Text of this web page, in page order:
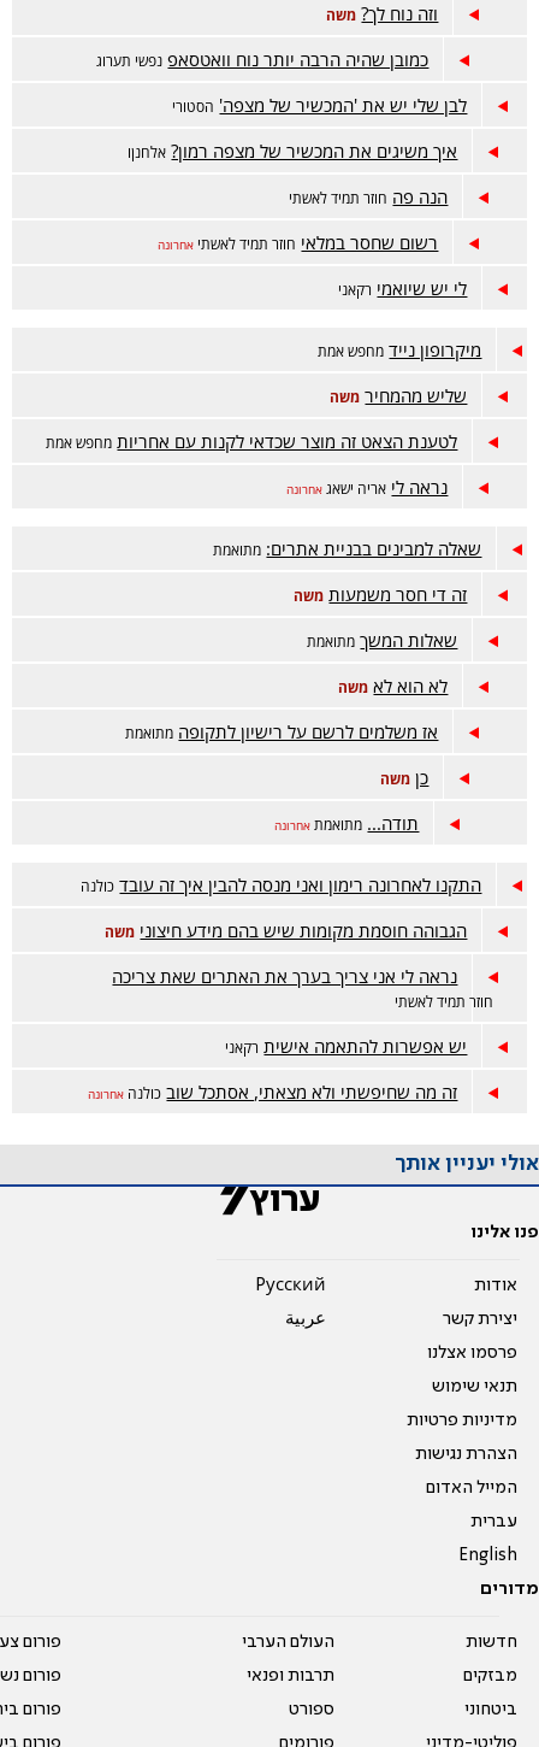
וזה נוח לך? משה
כמובן שהיה הרבה יותר נוח וואטסאפ נפשי תערוג
לבן שלי יש את 'המכשיר של מצפה' הסטורי
איך משיגים את המכשיר של מצפה רמון? אלחנןו
הנה פה חוזר תמיד לאשתי
רשום שחסר במלאי חוזר תמיד לאשתי אחרונה
לי יש שיואמי רקאני
מיקרופון נייד מחפש אמת
שליש מהמחיר משה
לטענת הצאט זה מוצר שכדאי לקנות עם אחריות מחפש אמת
נראה לי אריה ישאג אחרונה
שאלה למבינים בבניית אתרים: מתואמת
זה די חסר משמעות משה
שאלות המשך מתואמת
לא הוא לא משה
אז משלמים לרשם על רישיון לתקופה מתואמת
כן משה
תודה... מתואמת אחרונה
התקנו לאחרונה רימון ואני מנסה להבין איך זה עובד כולנה
הגבוהה חוסמת מקומות שיש בהם מידע חיצוני משה
נראה לי אני צריך בערך את האתרים שאת צריכה
חוזר תמיד לאשתי
יש אפשרות להתאמה אישית רקאני
זה מה שחיפשתי ולא מצאתי, אסתכל שוב כולנה אחרונה
אולי יעניין אותך
פנו אלינו
אודות
יצירת קשר
פרסמו אצלנו
תנאי שימוש
מדיניות פרטיות
הצהרת נגישות
המייל האדום
עברית
English
Pусский
عربية
מדורים
חדשות
מבזקים
ביטחוני
העולם הערבי
תרבות ופנאי
ספורט
פורום
פורום
פורום